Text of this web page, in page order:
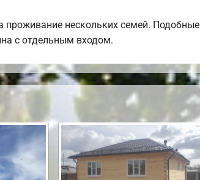
проживание нескольких семей. Подобные
с отдельным входом.